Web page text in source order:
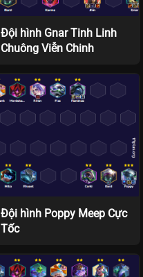
Đội hình Gnar Tinh Linh
Chuông Viễn Chinh
Đội hình Poppy Meep Cực
Tốc